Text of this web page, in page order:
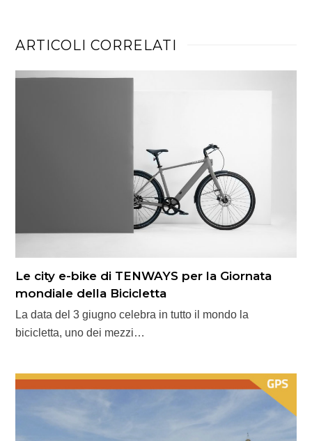
ARTICOLI CORRELATI
Le city e-bike di TENWAYS per la Giornata
mondiale della Bicicletta
La data del 3 giugno celebra in tutto il mondo la
bicicletta, uno dei mezzi…